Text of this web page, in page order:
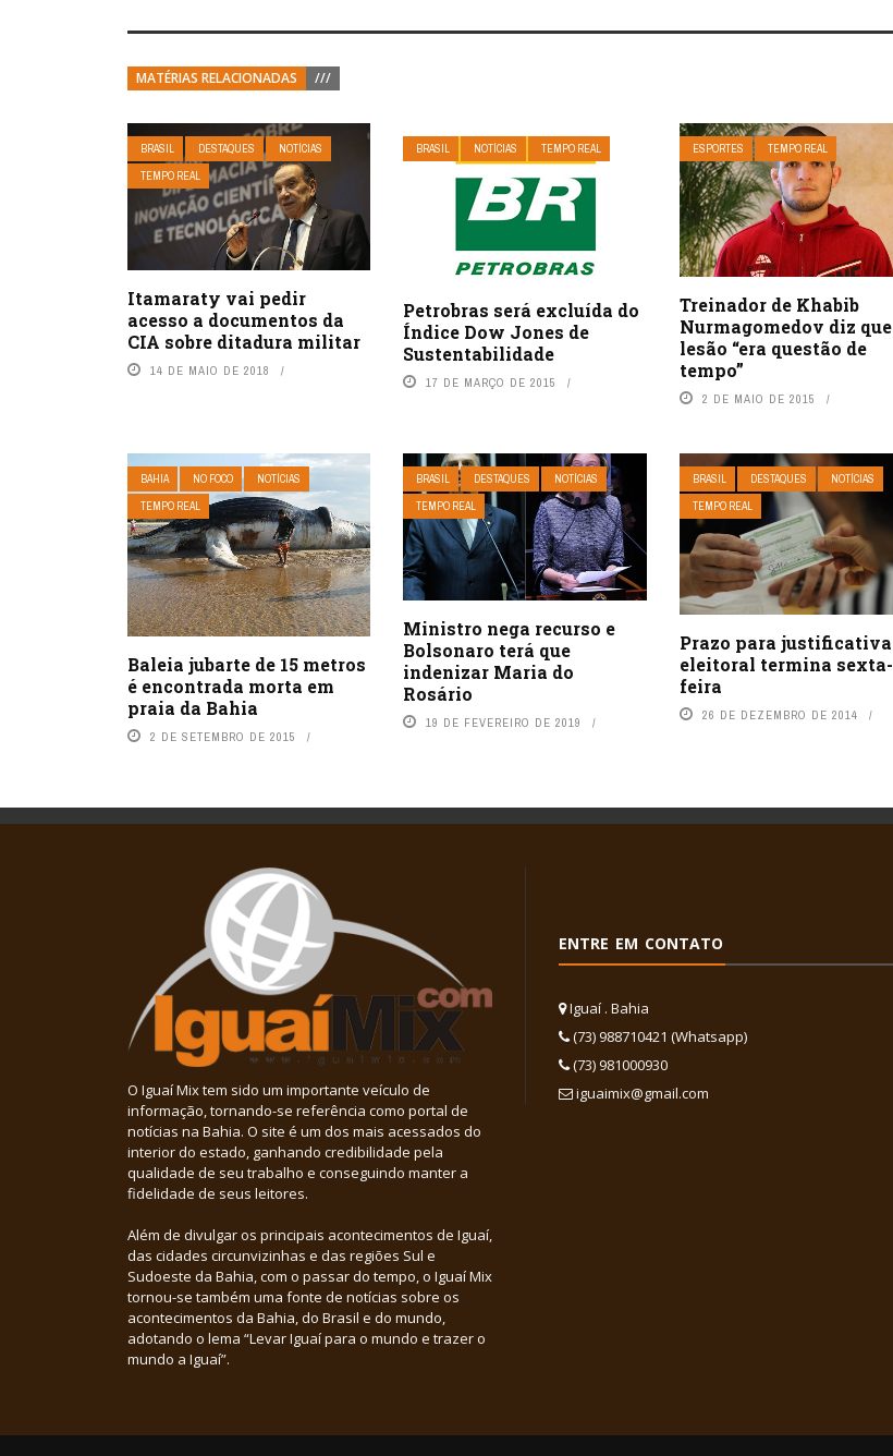
MATÉRIAS RELACIONADAS ///
BRASIL DESTAQUES
NOTÍCIAS
TEMPO REAL
Itamaraty vai pedir
acesso a documentos da
CIA sobre ditadura militar
14 DE MAIO DE 2018
BRASIL NOTÍCIAS TEMPO REAL
Petrobras será excluída do
Índice Dow Jones de
Sustentabilidade
17 DE MARÇO DE 2015
ESPORTES TEMPO REAL
Treinador de Khabib
Nurmagomedov diz que
lesão “era questão de
tempo”
2 DE MAIO DE 2015
BAHIA NO FOCO
NOTÍCIAS
TEMPO REAL
Baleia jubarte de 15 metros
é encontrada morta em
praia da Bahia
2 DE SETEMBRO DE 2015
BRASIL DESTAQUES
NOTÍCIAS
TEMPO REAL
Ministro nega recurso e
Bolsonaro terá que
indenizar Maria do
Rosário
19 DE FEVEREIRO DE 2019
BRASIL DESTAQUES
NOTÍCIAS
TEMPO REAL
Prazo para justificativa
eleitoral termina sexta-
feira
26 DE DEZEMBRO DE 2014
O Iguaí Mix tem sido um importante veículo de
informação, tornando-se referência como portal de
notícias na Bahia. O site é um dos mais acessados do
interior do estado, ganhando credibilidade pela
qualidade de seu trabalho e conseguindo manter a
fidelidade de seus leitores.
Além de divulgar os principais acontecimentos de Iguaí,
das cidades circunvizinhas e das regiões Sul e
Sudoeste da Bahia, com o passar do tempo, o Iguaí Mix
tornou-se também uma fonte de notícias sobre os
acontecimentos da Bahia, do Brasil e do mundo,
adotando o lema “Levar Iguaí para o mundo e trazer o
mundo a Iguaí”.
ENTRE EM CONTATO
Iguaí . Bahia
(73) 988710421 (Whatsapp)
(73) 981000930
iguaimix@gmail.com